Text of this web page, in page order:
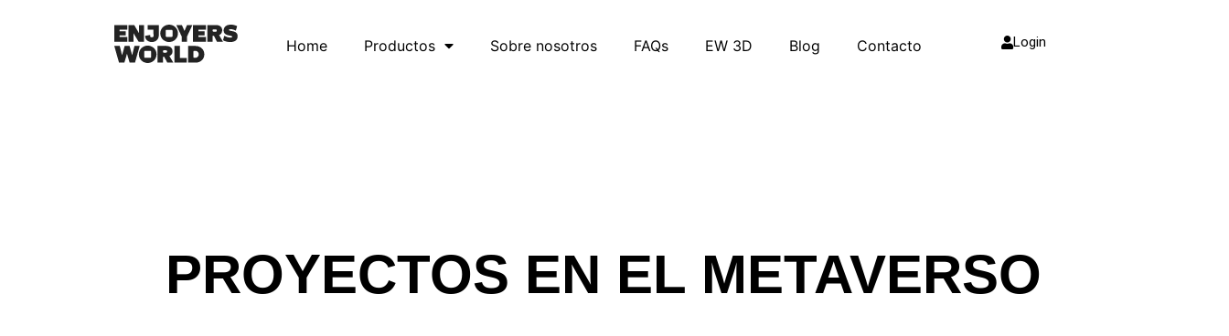
Home Productos Sobre nosotros FAQs EW 3D Blog Contacto Login
PROYECTOS EN EL METAVERSO